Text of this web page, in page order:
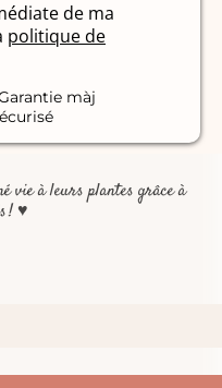
de ma
politique de
màj
vie à leurs plantes grâce à
!♥️